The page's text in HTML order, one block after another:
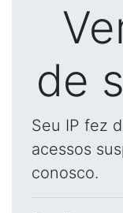
de
Seu IP fez
acessos
conosco.